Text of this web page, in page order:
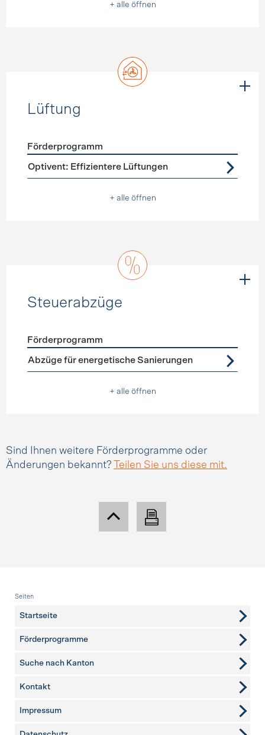
+ alle öffnen
Lüftung
Förderprogramme Lüftung
Förderprogramm
Optivent: Effizientere Lüftungen
+ alle öffnen
Steuerabzüge
Förderprogramme Steuerabzüge
Förderprogramm
Abzüge für energetische Sanierungen
+ alle öffnen
Sind Ihnen weitere Förderprogramme oder
Änderungen bekannt?
Teilen Sie uns diese mit.
Fusszeile
Seiten
Startseite
Förderprogramme
Suche nach Kanton
weitere Seiten
Kontakt
Impressum